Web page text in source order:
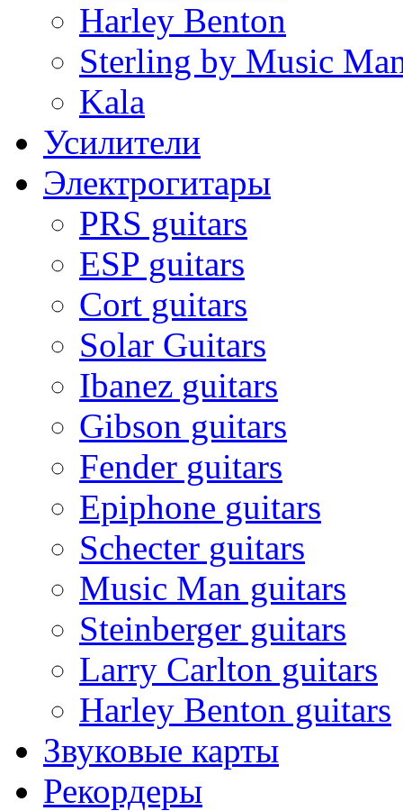
Harley Benton
Sterling by Music
Kala
Усилители
Электрогитары
PRS guitars
ESP guitars
Cort guitars
Solar Guitars
Ibanez guitars
Gibson guitars
Fender guitars
Epiphone guitars
Schecter guitars
Music Man guitars
Steinberger guitars
Larry Carlton guitars
Harley Benton guitars
Звуковые карты
Рекордеры